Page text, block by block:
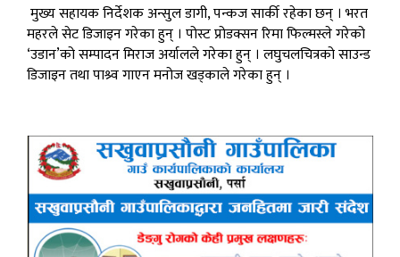
मुख्य सहायक निर्देशक अन्सुल डागी, पन्कज सार्की रहेका छन् । भरत
महरले सेट डिजाइन गरेका हुन् । पोस्ट प्रोडक्सन रिमा फिल्मस्ले गरेको
‘उडान’को सम्पादन मिराज अर्यालले गरेका हुन् । लघुचलचित्रको साउन्ड
डिजाइन तथा पाश्र्व गाएन मनोज खड्काले गरेका हुन् ।